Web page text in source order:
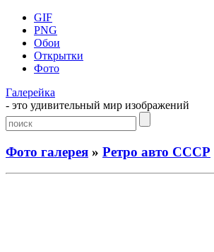
GIF
PNG
Обои
Открытки
Фото
Галерейка
- это удивительный мир изображений
Фото галерея » Ретро авто СССР